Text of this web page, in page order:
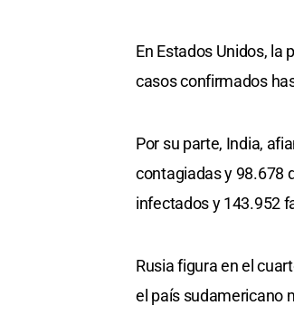
En Estados Unidos,
casos confirmados
Por su parte, India,
contagiadas y 98.678
infectados y 143.952
Rusia figura en el
el país sudamericano